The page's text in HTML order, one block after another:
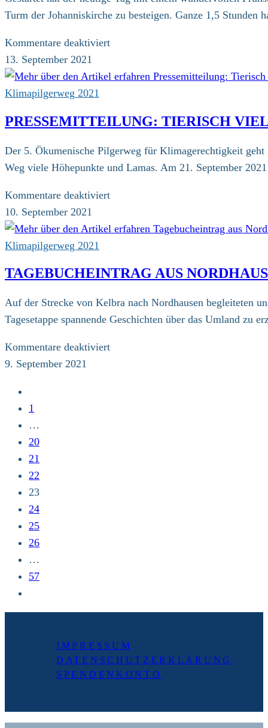
Turm der Johanniskirche zu besteigen. Ganze 1,5
Kommentare deaktiviertfür
zum
Göttingen
13. September 2021
Klimapilgerweg 2021
PRESSEMITTEILUNG: TIERISCH
Der 5. Ökumenische Pilgerweg für Klimagerechtigkeit
Weg viele Höhepunkte und Lamas. Am 21. September
Kommentare deaktiviertfür
Tierisch
10. September 2021
Klimapilgerweg 2021
TAGEBUCHEINTRAG AUS
Auf der Strecke von Kelbra nach Nordhausen begleiteten
Tagesetappe spannende Geschichten über das Umland
Kommentare deaktiviertfür
9. September 2021
vorherigen
Seite
1
…
20
21
22
23
24
25
26
…
57
nächsten
IMPRESSUM
DATENSCHUTZERKLÄRUNG
SPENDENKONTO